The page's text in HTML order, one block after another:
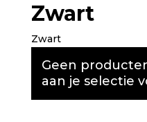
Zwart
Zwart
Geen
aan je selectie